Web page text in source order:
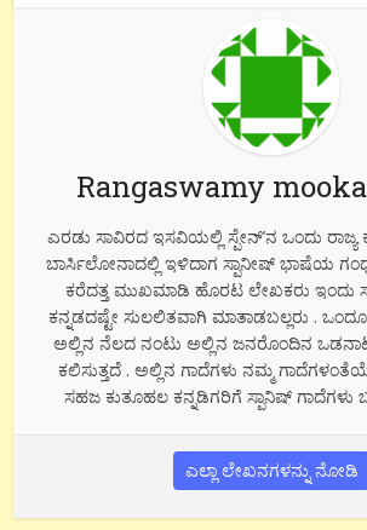
Rangaswamy
ಎರಡು ಸಾವಿರದ ಇಸವಿಯಲ್ಲಿ ಸ್ಪೇನ್’ನ ಒಂದು ರಾಜ್ಯ
ಬಾರ್ಸಿಲೋನಾದಲ್ಲಿ ಇಳಿದಾಗ ಸ್ಪಾನೀಷ್ ಭಾಷೆಯ
ಕರೆದತ್ತ ಮುಖಮಾಡಿ ಹೊರಟ ಲೇಖಕರು ಇಂದು
ಕನ್ನಡದಷ್ಟೇ ಸುಲಲಿತವಾಗಿ ಮಾತಾಡಬಲ್ಲರು .
ಅಲ್ಲಿನ ನೆಲದ ನಂಟು ಅಲ್ಲಿನ ಜನರೊಂದಿನ
ಕಲಿಸುತ್ತದೆ . ಅಲ್ಲಿನ ಗಾದೆಗಳು ನಮ್ಮ
ಸಹಜ ಕುತೂಹಲ ಕನ್ನಡಿಗರಿಗೆ ಸ್ಪಾನಿಷ್ ಗಾದೆಗಳು
ಎಲ್ಲಾ ಲೇಖನಗಳನ್ನು ನೋಡಿ